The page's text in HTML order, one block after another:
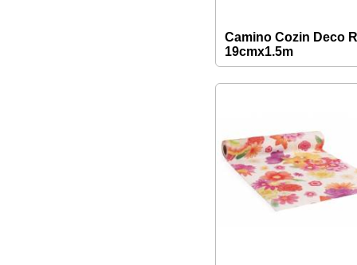
Camino Cozin Deco
19cmx1.5m